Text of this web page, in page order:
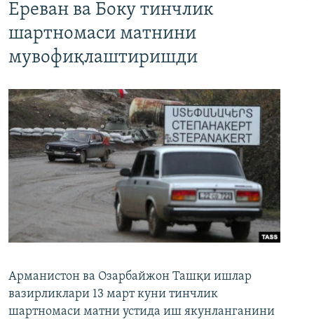
Ереван ва Боку тинчлик
шартномаси матнини
мувофиқлаштиришди
Арманистон ва Озарбайжон Ташқи ишлар
вазирликлари 13 март куни тинчлик
шартномаси матни устида иш якунланганини